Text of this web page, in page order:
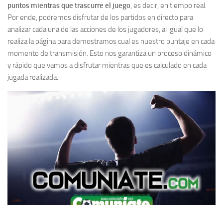
puntos mientras que trascurre el juego, es decir, en tiempo real.
Por ende, podremos disfrutar de los partidos en directo para
analizar cada una de las acciones de los jugadores, al igual que lo
realiza la página para demostramos cual es nuestro puntaje en cada
momento de transmisión. Esto nos garantiza un proceso dinámico
y rápido que vamos a disfrutar mientras que es calculado en cada
jugada realizada.